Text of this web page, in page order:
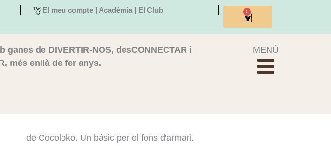
El meu compte | Acadèmia | El Club 0
Cistella
ganes de DIVERTIR-NOS, desCONNECTAR i
més enllà de fer anys.
MENÚ
de Cocoloko. Un básic per el fons d'armari.